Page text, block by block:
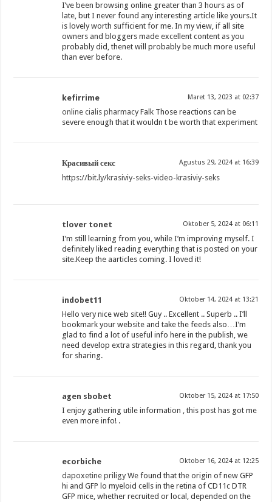
I’ve been browsing online greater than 3 hours as of
late, but I never found any interesting article like yours.It
is lovely worth sufficient for me. In my view, if all site
owners and bloggers made excellent content as you
probably did, thenet will probably be much more useful
than ever before.
kefirrime Maret 13, 2023 at 02:37
online cialis pharmacy Falk Those reactions can be
severe enough that it wouldn t be worth that experiment
Красивый секс Agustus 29, 2024 at 16:39
https://bit.ly/krasiviy-seks-video-krasiviy-seks
tlover tonet Oktober 5, 2024 at 06:11
I’m still learning from you, while I’m improving myself. I
definitely liked reading everything that is posted on your
site.Keep the aarticles coming. I loved it!
indobet11 Oktober 14, 2024 at 13:21
Hello very nice web site!! Guy .. Excellent .. Superb .. I’ll
bookmark your website and take the feeds also…I’m
glad to find a lot of useful info here in the publish, we
need develop extra strategies in this regard, thank you
for sharing.
agen sbobet Oktober 15, 2024 at 17:50
I enjoy gathering utile information , this post has got me
even more info! .
ecorbiche Oktober 16, 2024 at 12:25
dapoxetine priligy We found that the origin of new GFP
hi and GFP lo myeloid cells in the retina of CD11c DTR
GFP mice, whether recruited or local, depended on the